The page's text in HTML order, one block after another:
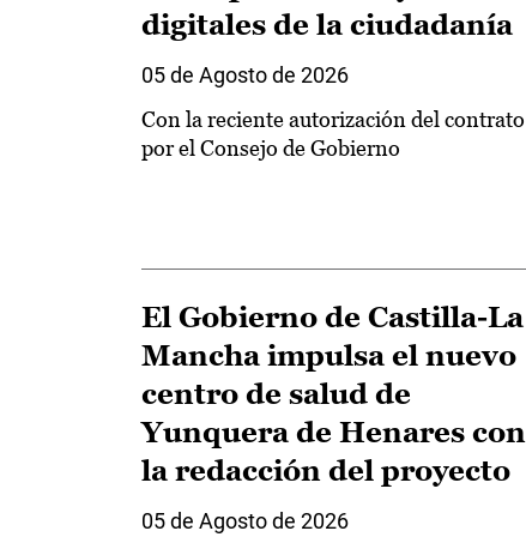
digitales de la ciudadanía
05 de Agosto de 2026
Con la reciente autorización del contrato
por el Consejo de Gobierno
El Gobierno de Castilla-La
Mancha impulsa el nuevo
centro de salud de
Yunquera de Henares con
la redacción del proyecto
05 de Agosto de 2026